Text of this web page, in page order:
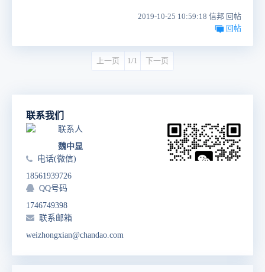
2019-10-25 10:59:18 信邦 回帖
回帖
上一页 1/1 下一页
联系我们
联系人
魏中显
电话(微信)
18561939726
QQ号码
1746749398
联系邮箱
weizhongxian@chandao.com